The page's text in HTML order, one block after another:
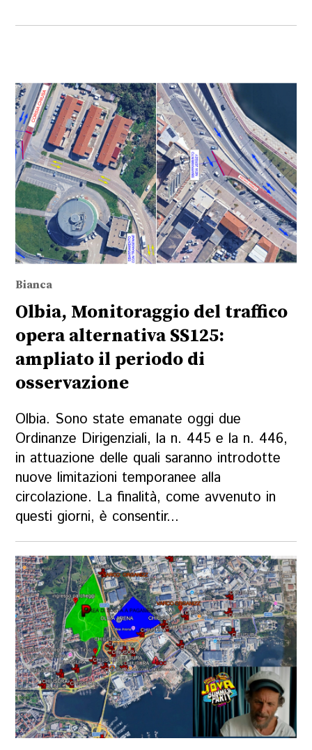
Bianca
Olbia, Monitoraggio del traffico
opera alternativa SS125:
ampliato il periodo di
osservazione
Olbia. Sono state emanate oggi due
Ordinanze Dirigenziali, la n. 445 e la n. 446,
in attuazione delle quali saranno introdotte
nuove limitazioni temporanee alla
circolazione. La finalità, come avvenuto in
questi giorni, è consentir...